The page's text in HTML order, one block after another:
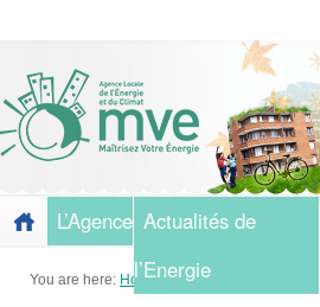
L’Agence Actualités de
l’Energie
You are here: Home»Blog»